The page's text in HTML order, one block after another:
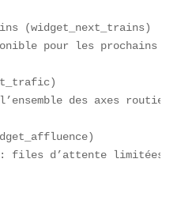
(widget_next_trains)
pour les prochains
des axes routiers
: files d’attente limitées